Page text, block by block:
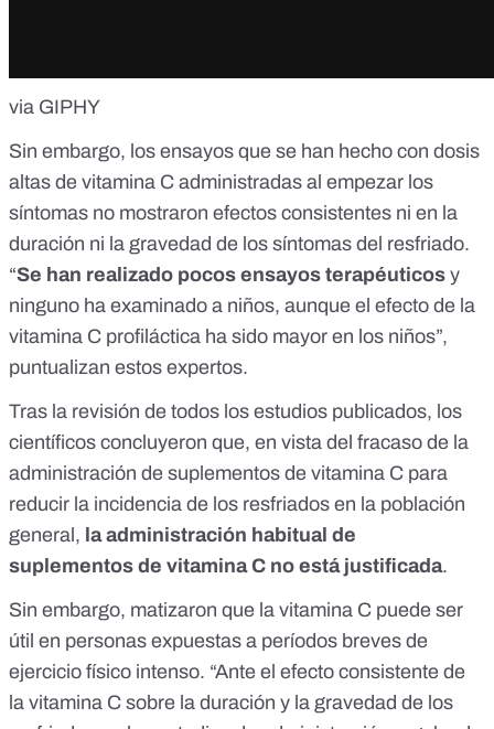
via GIPHY
Sin embargo, los ensayos que se han hecho con dosis
altas de vitamina C administradas al empezar los
síntomas no mostraron efectos consistentes ni en la
duración ni la gravedad de los síntomas del resfriado.
“Se han realizado pocos ensayos terapéuticos y
ninguno ha examinado a niños, aunque el efecto de la
vitamina C profiláctica ha sido mayor en los niños”,
puntualizan estos expertos.
Tras la revisión de todos los estudios publicados, los
científicos concluyeron que, en vista del fracaso de la
administración de suplementos de vitamina C para
reducir la incidencia de los resfriados en la población
general, la administración habitual de
suplementos de vitamina C no está justificada.
Sin embargo, matizaron que la vitamina C puede ser
útil en personas expuestas a períodos breves de
ejercicio físico intenso. “Ante el efecto consistente de
la vitamina C sobre la duración y la gravedad de los